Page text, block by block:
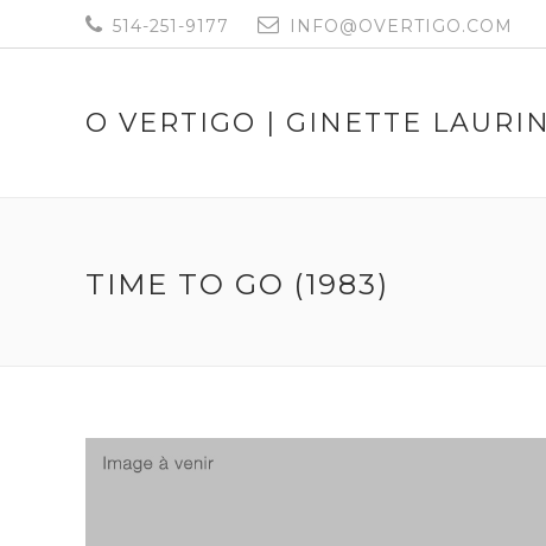
514-251-9177 INFO@OVERTIGO.COM
O VERTIGO | GINETTE LAURIN
TIME TO GO (1983)